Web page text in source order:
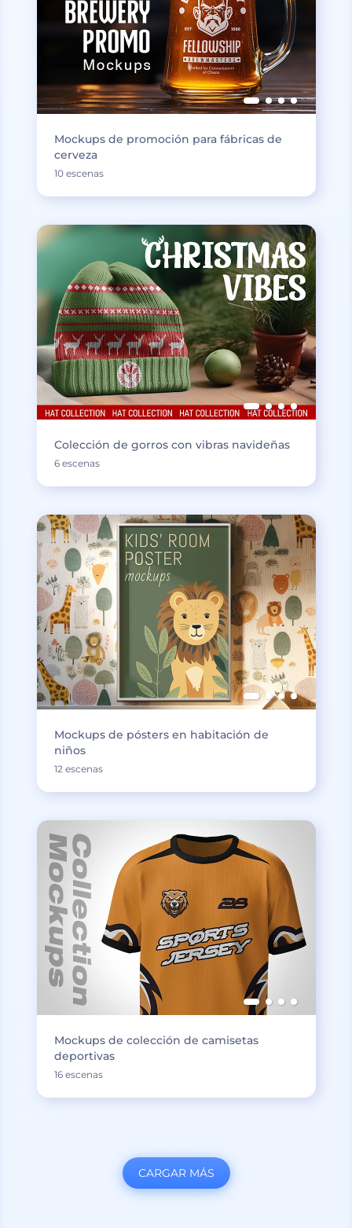
Mockups de promoción para fábricas de
cerveza
10 escenas
Colección de gorros con vibras navideñas
6 escenas
Mockups de pósters en habitación de
niños
12 escenas
Mockups de colección de camisetas
deportivas
16 escenas
CARGAR MÁS